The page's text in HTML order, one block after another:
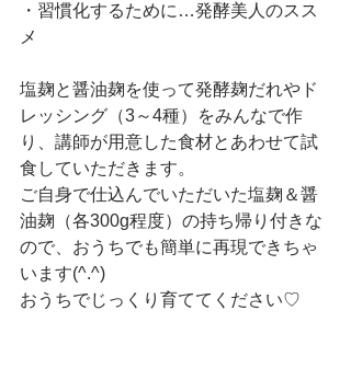
・習慣化するために…発酵美人のスス
メ
塩麹と醤油麹を使って発酵麹だれやド
レッシング（3～4種）をみんなで作
り、講師が用意した食材とあわせて試
食していただきます。
ご自身で仕込んでいただいた塩麹＆醤
油麹（各300g程度）の持ち帰り付きな
ので、おうちでも簡単に再現できちゃ
います(^.^)
おうちでじっくり育ててください♡